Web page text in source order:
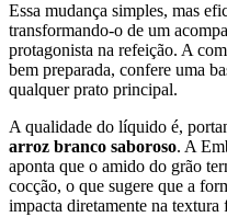
Essa mudança simples, mas
transformando-o de um
protagonista na refeição. A
bem preparada, confere uma
qualquer prato principal.
A qualidade do líquido é,
arroz branco saboroso. A
aponta que o amido do grão
cocção, o que sugere que a
impacta diretamente na textura